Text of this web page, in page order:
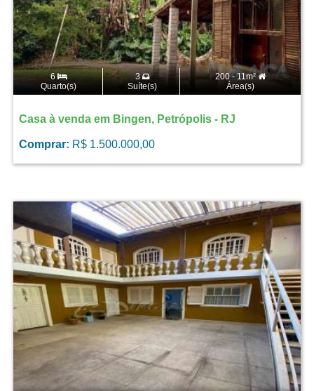
6
Quarto(s)
3
Suíte(s)
200 - 11m²
Área(s)
Casa à venda em Bingen, Petrópolis - RJ
Comprar: R$ 1.500.000,00